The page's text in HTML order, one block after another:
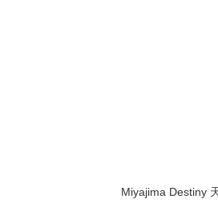
Miyajima Destiny